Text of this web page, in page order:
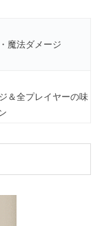
魔法ダメージ
＆全プレイヤーの味